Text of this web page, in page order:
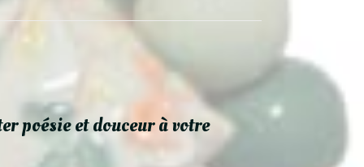
poésie et douceur à votre